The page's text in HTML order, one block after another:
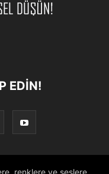
EDIN!
renklere ve seslere